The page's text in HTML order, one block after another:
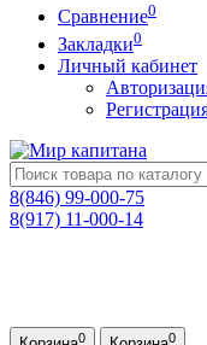
Сравнение0
Закладки0
Личный кабинет
8(846) 99-000-75
8(917) 11-000-14
0 0